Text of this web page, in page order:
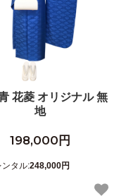
花菱 オリジナル 無
地
198,000円
ンタル:248,000円